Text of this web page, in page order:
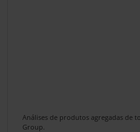
Análises de produtos agregadas de
Group.